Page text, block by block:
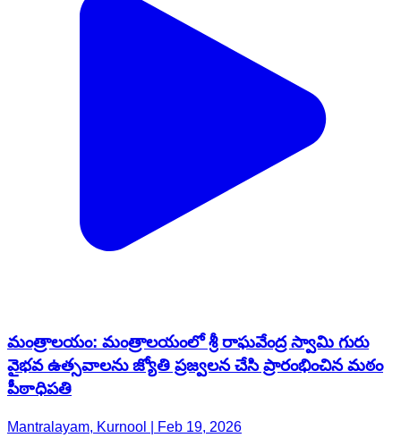
మంత్రాలయం: మంత్రాలయంలో శ్రీ రాఘవేంద్ర స్వామి గురు
వైభవ ఉత్సవాలను జ్యోతి ప్రజ్వలన చేసి ప్రారంభించిన మఠం
పీఠాధిపతి
Mantralayam, Kurnool | Feb 19, 2026